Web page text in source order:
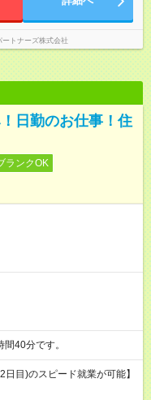
トナーズ株式会社
日勤のお仕事！住
ランクOK
7時間40分です。
目)のスピード就業が可能】